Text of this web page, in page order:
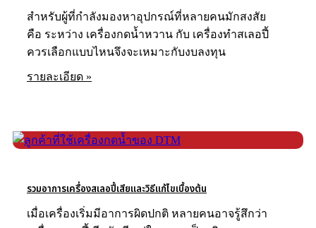
สำหรับผู้ที่กำลังมองหาอุปกรณ์ที่หลายคนมักสงสัย
คือ ระหว่าง เครื่องกดน้ำหวาน กับ เครื่องทำสเลอปี้
ควรเลือกแบบไหนจึงจะเหมาะกับงบลงทุน
รายละเอียด »
รวมอาการเครื่องสเลอปี้เสียและวิธีแก้ไขเบื้องต้น
เมื่อเครื่องเริ่มมีอาการผิดปกติ หลายคนอาจรู้สึกว่า